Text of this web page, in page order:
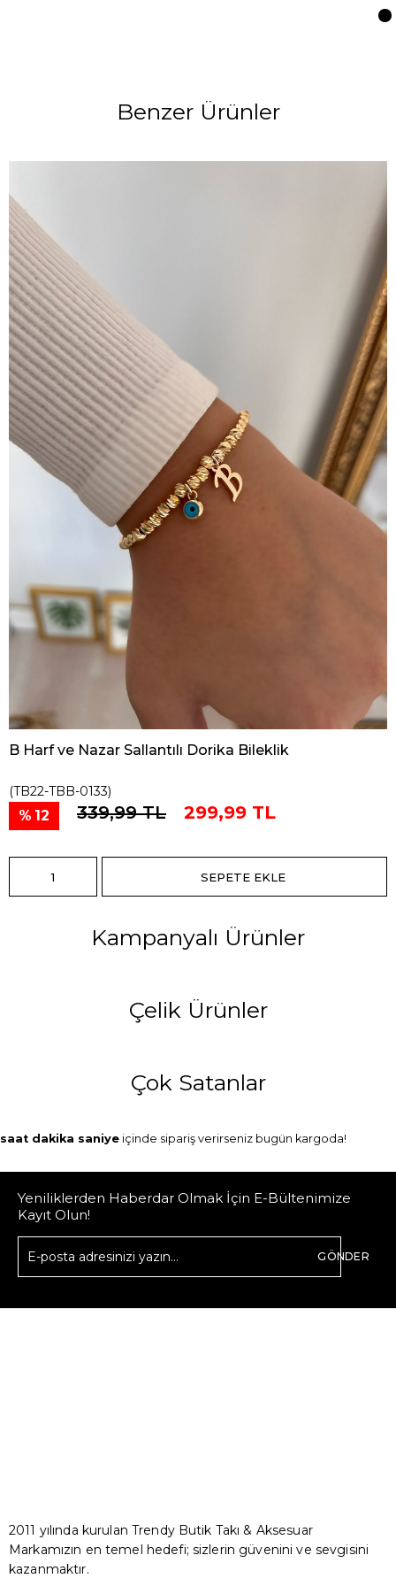
Benzer Ürünler
B Harf ve Nazar Sallantılı Dorika Bileklik
(TB22-TBB-0133)
12 339,99 TL 299,99 TL
Kampanyalı Ürünler
Çelik Ürünler
Çok Satanlar
saat dakika saniye içinde sipariş verirseniz bugün kargoda!
Yeniliklerden Haberdar Olmak İçin E-Bültenimize
Kayıt Olun!
GÖNDER
2011 yılında kurulan Trendy Butik Takı & Aksesuar
Markamızın en temel hedefi; sizlerin güvenini ve sevgisini
kazanmaktır.